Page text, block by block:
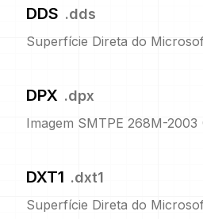
DDS .dds
Superfície Direta do
DPX .dpx
Imagem SMTPE 268M-2003
DXT1 .dxt1
Superfície Direta do